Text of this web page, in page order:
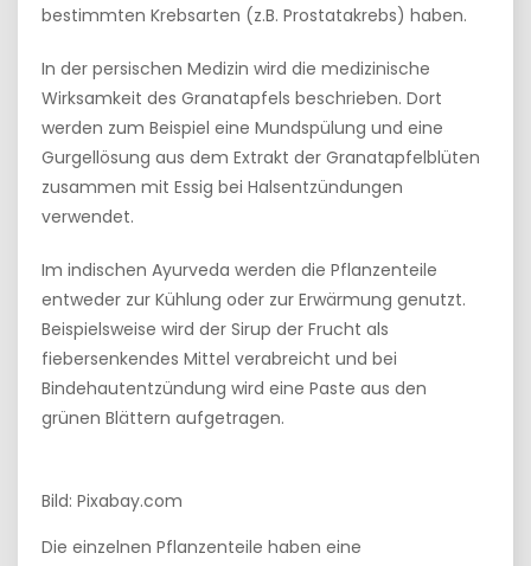
bestimmten Krebsarten (z.B. Prostatakrebs) haben.
In der persischen Medizin wird die medizinische
Wirksamkeit des Granatapfels beschrieben. Dort
werden zum Beispiel eine Mundspülung und eine
Gurgellösung aus dem Extrakt der Granatapfelblüten
zusammen mit Essig bei Halsentzündungen
verwendet.
Im indischen Ayurveda werden die Pflanzenteile
entweder zur Kühlung oder zur Erwärmung genutzt.
Beispielsweise wird der Sirup der Frucht als
fiebersenkendes Mittel verabreicht und bei
Bindehautentzündung wird eine Paste aus den
grünen Blättern aufgetragen.
Bild: Pixabay.com
Die einzelnen Pflanzenteile haben eine